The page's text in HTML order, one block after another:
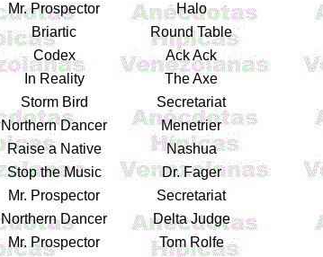
Mr. Prospector
Halo
Briartic
Round Table
Codex
Ack Ack
In Reality
The Axe
Storm Bird
Secretariat
Northern Dancer
Menetrier
Raise a Native
Nashua
Stop the Music
Dr. Fager
Mr. Prospector
Secretariat
Northern Dancer
Delta Judge
Mr. Prospector
Tom Rolfe